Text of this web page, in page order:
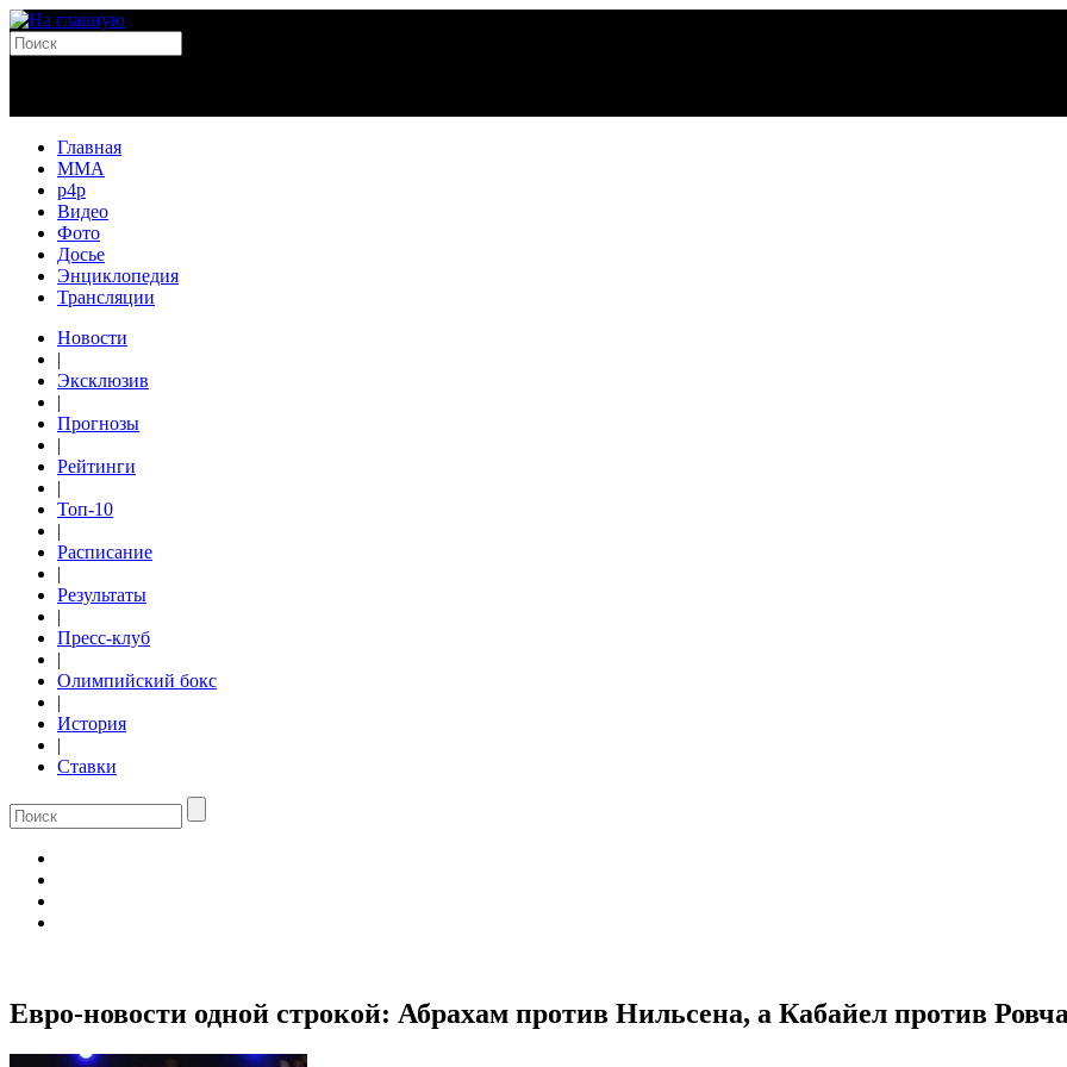
Главная
MMA
p4p
Видео
Фото
Досье
Энциклопедия
Трансляции
Новости
|
Эксклюзив
|
Прогнозы
|
Рейтинги
|
Топ-10
|
Расписание
|
Результаты
|
Пресс-клуб
|
Олимпийский бокс
|
История
|
Ставки
Евро-новости одной строкой: Абрахам против Нильсена, а Кабайел против